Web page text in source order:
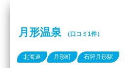
月形温泉 （口コミ1件）
北海道 月形町 石狩月形駅